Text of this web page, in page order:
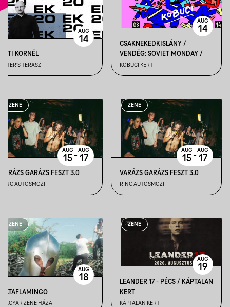
ESTI KORNÉL
PETER'S TERASZ
AUG
14
CSAKNEKEDKISLÁNY /
VENDÉG: SOVIET MONDAY /
KOBUCI KERT
AUG
14
ZENE
VARÁZS GARÁZS FESZT 3.0
RING AUTÓSMOZI
AUG
15 -AUG
17
ZENE
VARÁZS GARÁZS FESZT 3.0
RING AUTÓSMOZI
AUG
15 -AUG
17
ZENE
CATAFLAMINGO
MAGYAR ZENE HÁZA
AUG
18
ZENE
LEANDER 17 - PÉCS / KÁPTALAN
KERT
KÁPTALAN KERT
AUG
19